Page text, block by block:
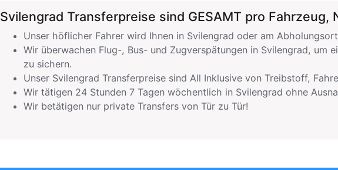
Svilengrad Transferpreise sind GESAMT pro Fahrzeug,
Unser höflicher Fahrer wird Ihnen in Svilengrad oder am
Wir überwachen Flug-, Bus- und Zugverspätungen in Svilengrad, um
zu sichern.
Unser Svilengrad Transferpreise sind All Inklusive von Treibstoff,
Wir tätigen 24 Stunden 7 Tagen wöchentlich in Svilengrad ohne
Wir betätigen nur private Transfers von Tür zu Tür!